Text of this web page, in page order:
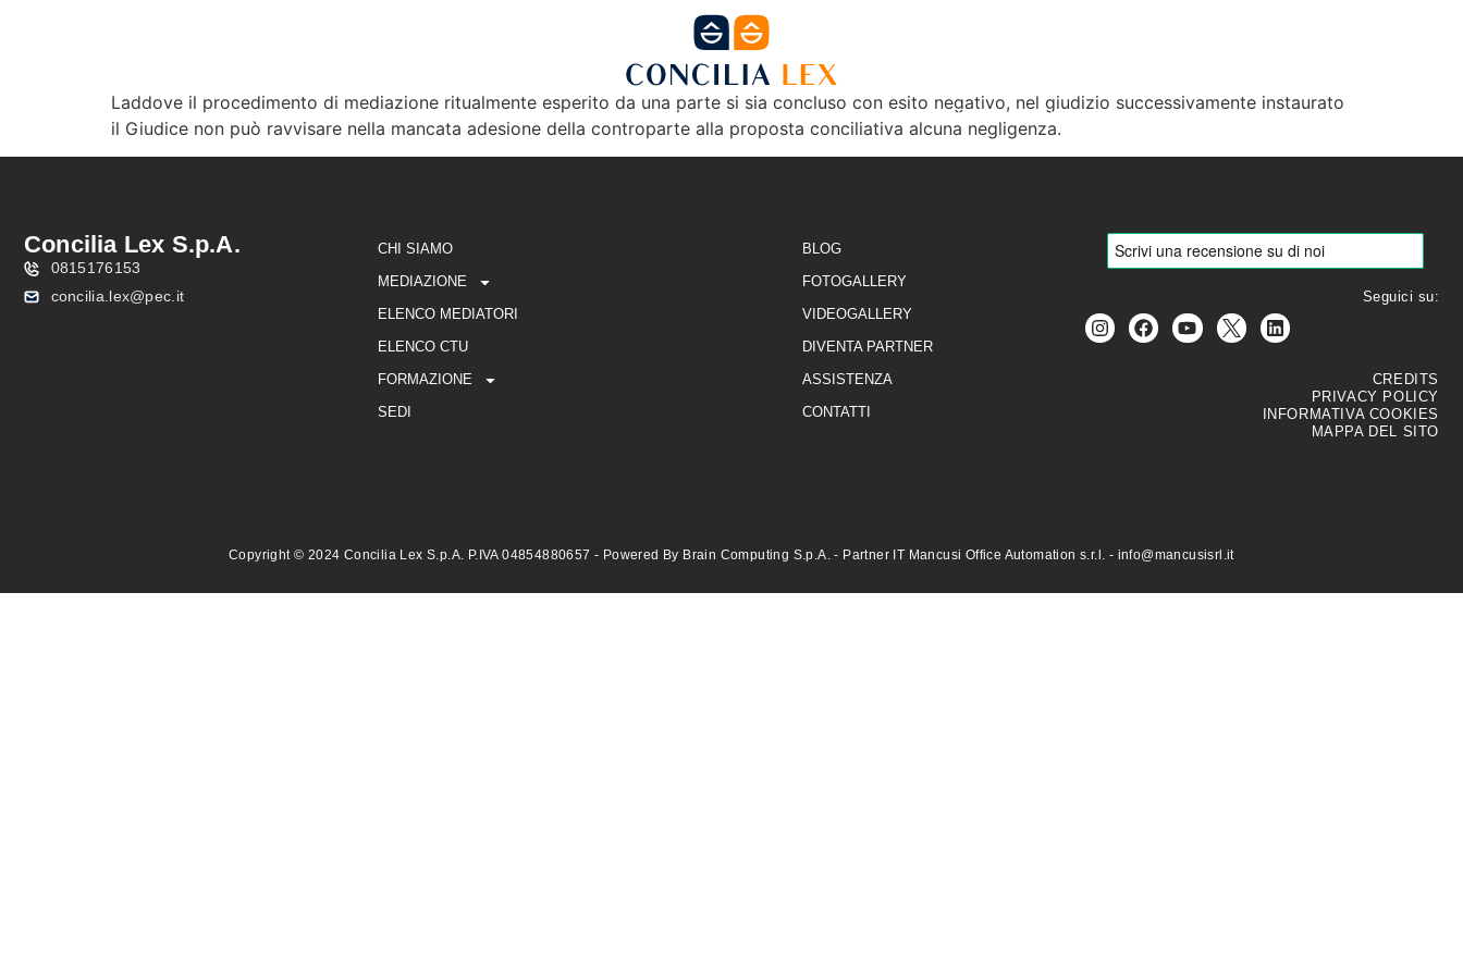
CHI SIAMO MEDIAZIONE FORMAZIONE SEDI DIVENTA PARTNER BLOG CONTATTI
Laddove il procedimento di mediazione ritualmente esperito da una parte si sia concluso con esito negativo, nel giudizio successivamente instaurato
il Giudice non può ravvisare nella mancata adesione della controparte alla proposta conciliativa alcuna negligenza.
Concilia Lex S.p.A.
0815176153
concilia.lex@pec.it
CHI SIAMO
MEDIAZIONE
ELENCO MEDIATORI
ELENCO CTU
FORMAZIONE
SEDI
BLOG
FOTOGALLERY
VIDEOGALLERY
DIVENTA PARTNER
ASSISTENZA
CONTATTI
Seguici su:
CREDITS
PRIVACY POLICY
INFORMATIVA COOKIES
MAPPA DEL SITO
Copyright © 2024 Concilia Lex S.p.A. P.IVA 04854880657 - Powered By Brain Computing S.p.A. - Partner IT Mancusi Office Automation s.r.l. - info@mancusisrl.it